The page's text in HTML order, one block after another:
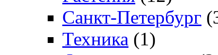
Санкт-Петербург
Техника (1)